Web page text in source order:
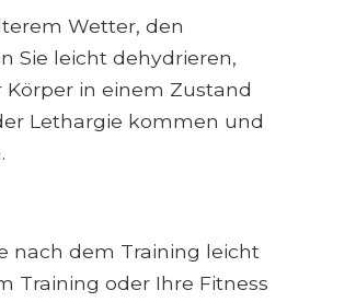
Wetter, den
Sie leicht dehydrieren,
in einem Zustand
Lethargie kommen und
nach dem Training leicht
Training oder Ihre Fitness